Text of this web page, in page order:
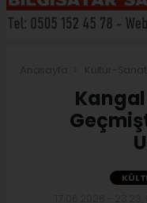
Kangal